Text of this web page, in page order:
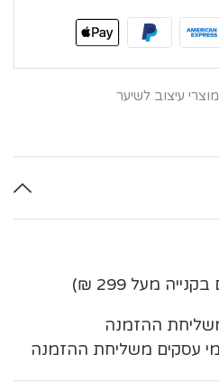
מוצרי עיצוב לשיער